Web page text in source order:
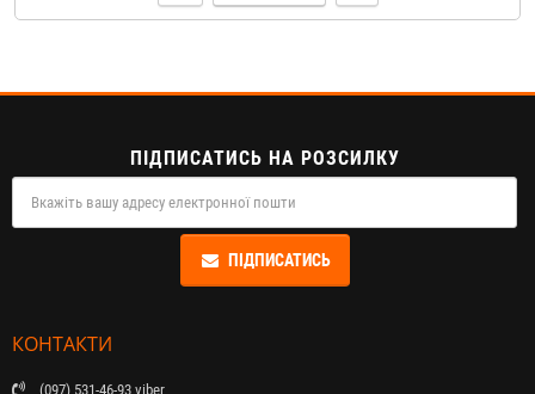
ПІДПИСАТИСЬ НА РОЗСИЛКУ
ПІДПИСАТИСЬ
КОНТАКТИ
(097) 531-46-93 viber